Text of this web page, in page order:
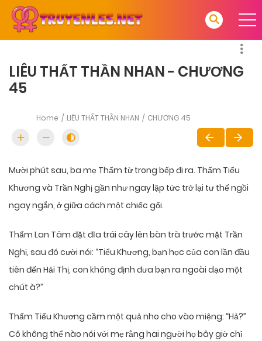
LIÊU THẤT THẦN NHAN - CHƯƠNG
45
Home LIÊU THẤT THẦN NHAN CHƯƠNG 45
Mười phút sau, ba mẹ Thẩm từ trong bếp đi ra. Thẩm Tiểu
Khương và Trần Nghị gần như ngay lập tức trở lại tư thế ngồi
ngay ngắn, ở giữa cách một chiếc gối.
Thẩm Lan Tâm đặt đĩa trái cây lên bàn trà trước mặt Trần
Nghị, sau đó cười nói: “Tiểu Khương, bạn học của con lần đầu
tiên đến Hải Thị, con không định đưa bạn ra ngoài dạo một
chút à?”
Thẩm Tiểu Khương cầm một quả nho cho vào miệng: “Hả?”
Cô không thể nào nói với mẹ rằng hai người họ bây giờ chỉ